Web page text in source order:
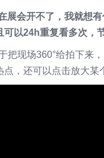
展会开不了，我就想
可以24h重复看多次，
把现场360°给拍下来
，还可以点击放大某